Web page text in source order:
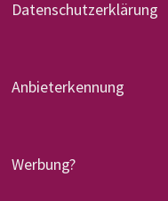
Datenschutzerklärung
Anbieterkennung
Werbung?